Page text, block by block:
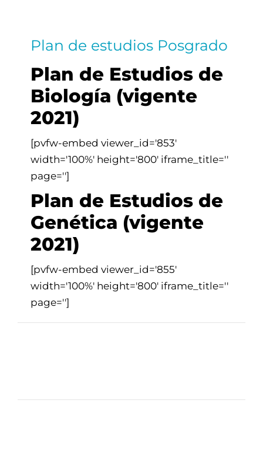
Investigación
Acción Social
Para Estudiantes
Producción Académica
Plan de estudios Posgrado
Plan de Estudios de
Biología (vigente
2021)
[pvfw-embed viewer_id='853'
width='100%' height='800' iframe_title=''
page='']
Plan de Estudios de
Genética (vigente
2021)
[pvfw-embed viewer_id='855'
width='100%' height='800' iframe_title=''
page='']